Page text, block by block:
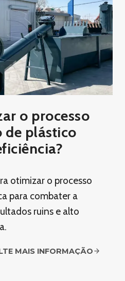
o processo
de plástico
otimizar o processo
para combater a
ruins e alto
MAIS INFORMAÇÃO